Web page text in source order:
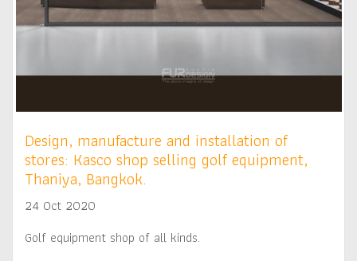
Design, manufacture and installation of
stores: Kasco shop selling golf equipment,
Thaniya, Bangkok.
24 Oct 2020
Golf equipment shop of all kinds.